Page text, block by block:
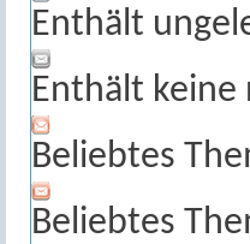
Enthält
Enthält keine
Beliebtes
Beliebtes